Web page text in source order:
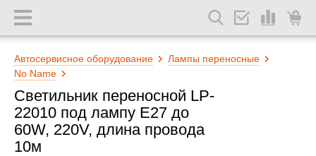
Автосервисное оборудование
Лампы переносные
No Name
Светильник переносной LP-
22010 под лампу E27 до
60W, 220V, длина провода
10м